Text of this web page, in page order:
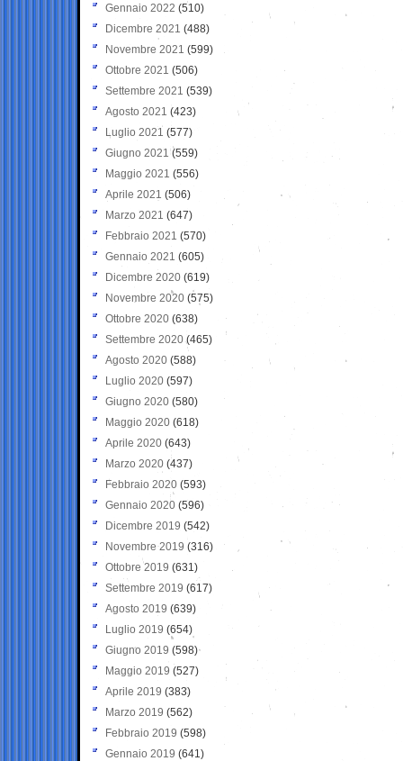
Gennaio 2022 (510)
Dicembre 2021 (488)
Novembre 2021 (599)
Ottobre 2021 (506)
Settembre 2021 (539)
Agosto 2021 (423)
Luglio 2021 (577)
Giugno 2021(559)
Maggio 2021 (556)
Aprile 2021 (506)
Marzo 2021 (647)
Febbraio 2021 (570)
Gennaio 2021 (605)
Dicembre 2020 (619)
Novembre 2020 (575)
Ottobre 2020 (638)
Settembre 2020(465)
Agosto 2020 (588)
Luglio 2020 (597)
Giugno 2020 (580)
Maggio 2020 (618)
Aprile 2020 (643)
Marzo 2020 (437)
Febbraio 2020 (593)
Gennaio 2020 (596)
Dicembre 2019 (542)
Novembre 2019 (316)
Ottobre 2019 (631)
Settembre 2019 (617)
Agosto 2019 (639)
Luglio 2019 (654)
Giugno 2019 (598)
Maggio 2019 (527)
Aprile 2019 (383)
Marzo 2019 (562)
Febbraio 2019 (598)
Gennaio 2019 (641)